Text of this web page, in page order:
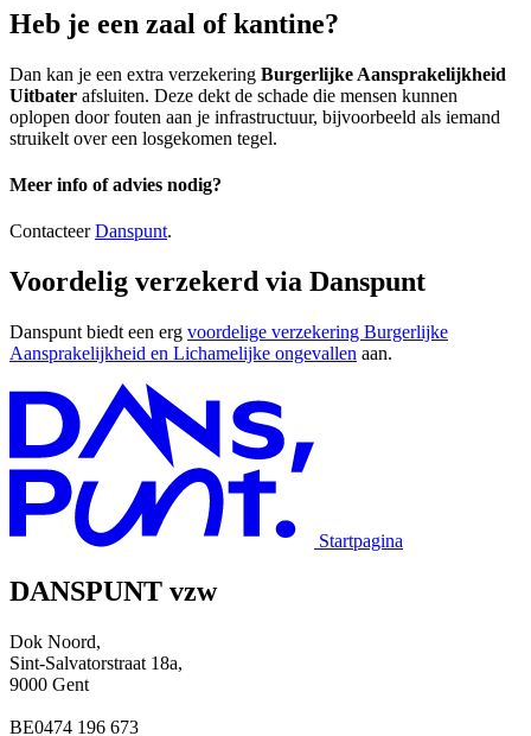
Heb je een zaal of kantine?
Dan kan je een extra verzekering Burgerlijke Aansprakelijkheid
Uitbater afsluiten. Deze dekt de schade die mensen kunnen
oplopen door fouten aan je infrastructuur, bijvoorbeeld als iemand
struikelt over een losgekomen tegel.
Meer info of advies nodig?
ContacteerDanspunt.
Voordelig verzekerd via Danspunt
Danspunt biedt een erg voordelige verzekering Burgerlijke
Aansprakelijkheid en Lichamelijke ongevallen aan.
Startpagina
DANSPUNT vzw
Dok Noord,
Sint-Salvatorstraat 18a,
9000 Gent
BE0474 196 673